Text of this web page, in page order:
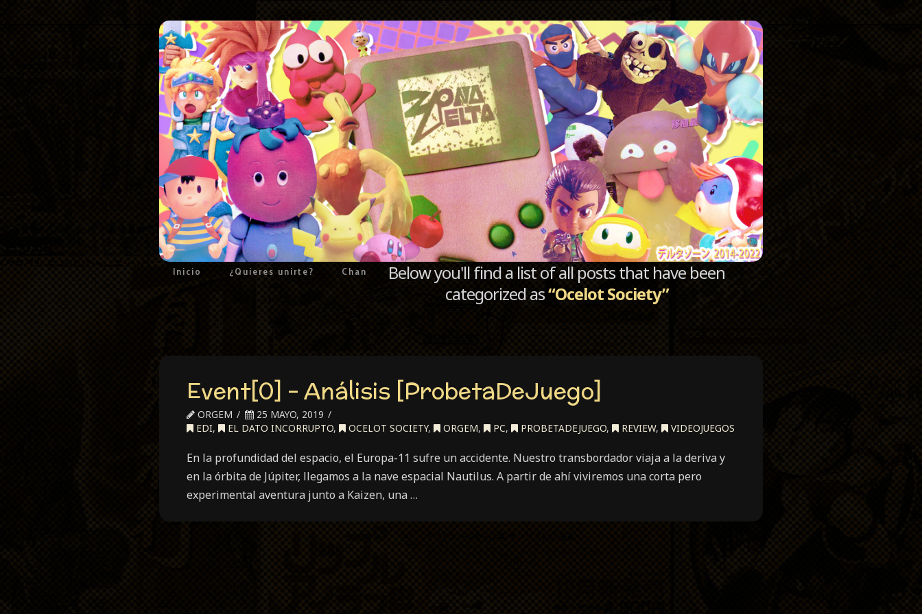
Inicio ¿Quieres unirte? Chan
Below you'll find a list of all posts that have been
categorized as“Ocelot Society”
Event[0] – Análisis [ProbetaDeJuego]
ORGEM
25 MAYO, 2019
EDI, EL DATO INCORRUPTO, OCELOT SOCIETY, ORGEM, PC, PROBETADEJUEGO, REVIEW, VIDEOJUEGOS
En la profundidad del espacio, el Europa-11 sufre un accidente. Nuestro transbordador viaja a la deriva y
en la órbita de Júpiter, llegamos a la nave espacial Nautilus. A partir de ahí viviremos una corta pero
experimental aventura junto a Kaizen, una …